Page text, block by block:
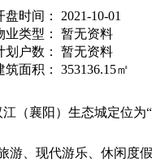
盘时间： 2021-10-01
业类型： 暂无资料
划户数： 暂无资料
筑面积： 353136.15㎡
襄阳）生态城定位为
现代游乐、休闲度假